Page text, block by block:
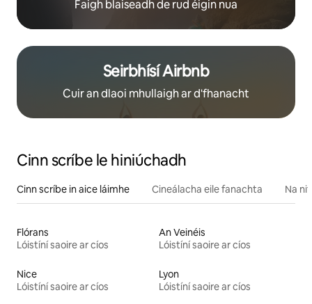
Faigh blaiseadh de rud éigin nua
Seirbhísí Airbnb
Cuir an dlaoi mhullaigh ar d'fhanacht
Cinn scríbe le hiniúchadh
Cinn scríbe in aice láimhe Cineálacha eile fanachta Na
Flórans
Lóistíní saoire ar cíos
An Veinéis
Lóistíní saoire ar cíos
Nice
Lóistíní saoire ar cíos
Lyon
Lóistíní saoire ar cíos